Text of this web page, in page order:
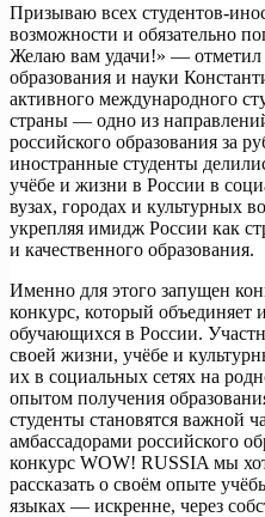
Призываю всех студентов-
возможности и обязательно
Желаю вам удачи!» — отметил
образования и науки
активного международного
страны — одно из
российского образования за
иностранные студенты
учёбе и жизни в России в
вузах, городах и культурных
укрепляя имидж России как
и качественного образования.
Именно для этого запущен
конкурс, который объединяет
обучающихся в России.
своей жизни, учёбе и
их в социальных сетях на
опытом получения
студенты становятся важной
амбассадорами российского
конкурс WOW! RUSSIA мы
рассказать о своём опыте
языках — искренне, через